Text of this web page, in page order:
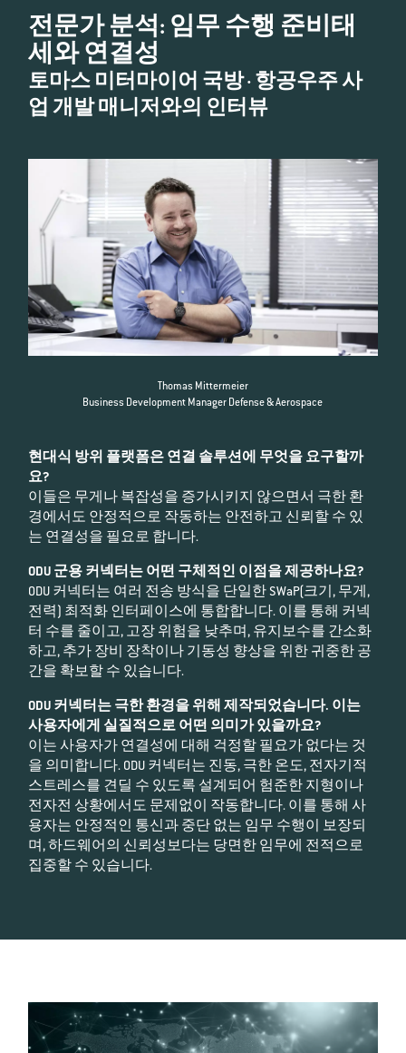
전문가 분석: 임무 수행 준비태
세와 연결성
토마스 미터마이어 국방·항공우주 사
업 개발 매니저와의 인터뷰
현대식 방위 플랫폼은 연결 솔루션에 무엇을 요구할까
요?
이들은 무게나 복잡성을 증가시키지 않으면서 극한 환
경에서도 안정적으로 작동하는 안전하고 신뢰할 수 있
는 연결성을 필요로 합니다.
ODU 군용 커넥터는 어떤 구체적인 이점을 제공하나요?
ODU 커넥터는 여러 전송 방식을 단일한 SWaP(크기, 무게,
전력) 최적화 인터페이스에 통합합니다. 이를 통해 커넥
터 수를 줄이고, 고장 위험을 낮추며, 유지보수를 간소화
하고, 추가 장비 장착이나 기동성 향상을 위한 귀중한 공
간을 확보할 수 있습니다.
ODU 커넥터는 극한 환경을 위해 제작되었습니다. 이는
사용자에게 실질적으로 어떤 의미가 있을까요?
이는 사용자가 연결성에 대해 걱정할 필요가 없다는 것
을 의미합니다. ODU 커넥터는 진동, 극한 온도, 전자기적
스트레스를 견딜 수 있도록 설계되어 험준한 지형이나
전자전 상황에서도 문제없이 작동합니다. 이를 통해 사
용자는 안정적인 통신과 중단 없는 임무 수행이 보장되
며, 하드웨어의 신뢰성보다는 당면한 임무에 전적으로
집중할 수 있습니다.
Thomas Mittermeier
Business Development Manager Defense & Aerospace